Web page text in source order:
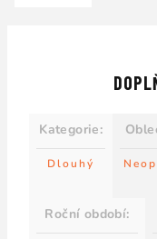
Kategorie:
Dlouhý
Roční období: